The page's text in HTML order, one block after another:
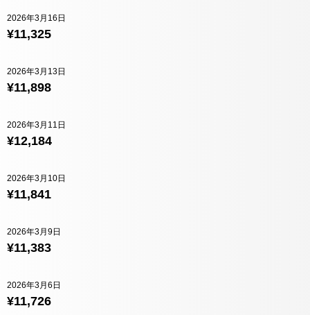
¥11,325
2026年3月16日
¥11,898
2026年3月13日
¥12,184
2026年3月11日
¥11,841
2026年3月10日
¥11,383
2026年3月9日
¥11,726
2026年3月6日